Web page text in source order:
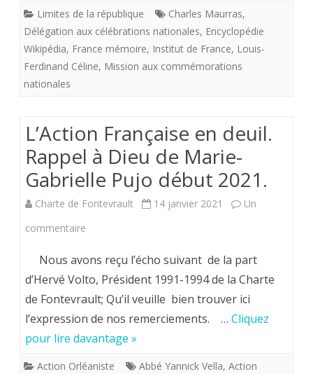
remise
sur
pied
séisme
de
l’Affaire
Charles
Limites de la république Charles Maurras,
Délégation aux célébrations nationales, Encyclopédie
Wikipédia, France mémoire, Institut de France, Louis-
Ferdinand Céline, Mission aux commémorations
nationales
L’Action Française en deuil.
Rappel à Dieu de Marie-
Gabrielle Pujo début 2021.
Charte de Fontevrault 14 janvier 2021
Un
commentaire
Française
en
deuil.
Nous avons reçu l’écho suivant de la part
d’Hervé Volto, Président 1991-1994 de la Charte
de Fontevrault; Qu’il veuille bien trouver ici
l’expression de nos remerciements. … Cliquez
pour lire davantage »
Action Orléaniste Abbé Yannick Vella, Action